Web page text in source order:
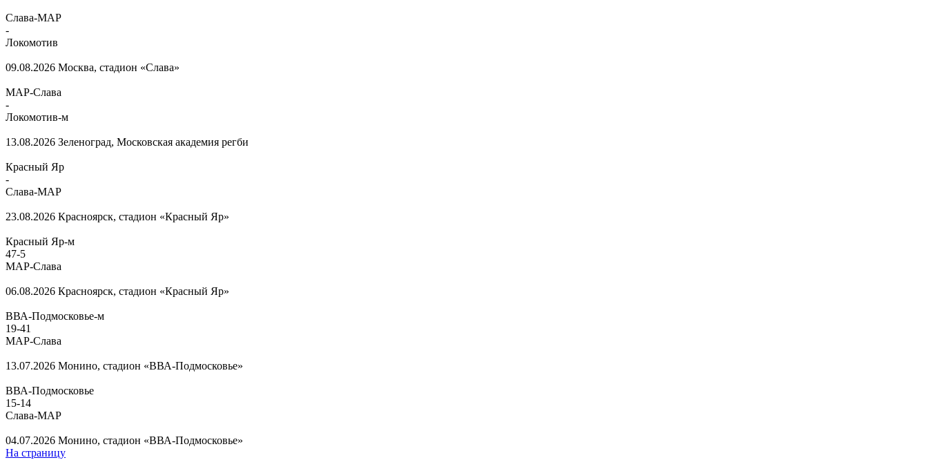
Слава-МАР
-
Локомотив
09.08.2026 Москва, стадион «Слава»
МАР-Слава
-
Локомотив-м
13.08.2026 Зеленоград, Московская академия регби
Красный Яр
-
Слава-МАР
23.08.2026 Красноярск, стадион «Красный Яр»
Красный Яр-м
47-5
МАР-Слава
06.08.2026 Красноярск, стадион «Красный Яр»
ВВА-Подмосковье-м
19-41
МАР-Слава
13.07.2026 Монино, стадион «ВВА-Подмосковье»
ВВА-Подмосковье
15-14
Слава-МАР
04.07.2026 Монино, стадион «ВВА-Подмосковье»
На страницу